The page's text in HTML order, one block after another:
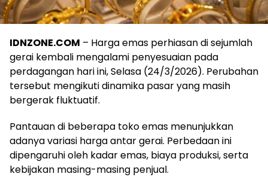
IDNZONE.COM – Harga emas perhiasan di sejumlah
gerai kembali mengalami penyesuaian pada
perdagangan hari ini, Selasa (24/3/2026). Perubahan
tersebut mengikuti dinamika pasar yang masih
bergerak fluktuatif.
Pantauan di beberapa toko emas menunjukkan
adanya variasi harga antar gerai. Perbedaan ini
dipengaruhi oleh kadar emas, biaya produksi, serta
kebijakan masing-masing penjual.